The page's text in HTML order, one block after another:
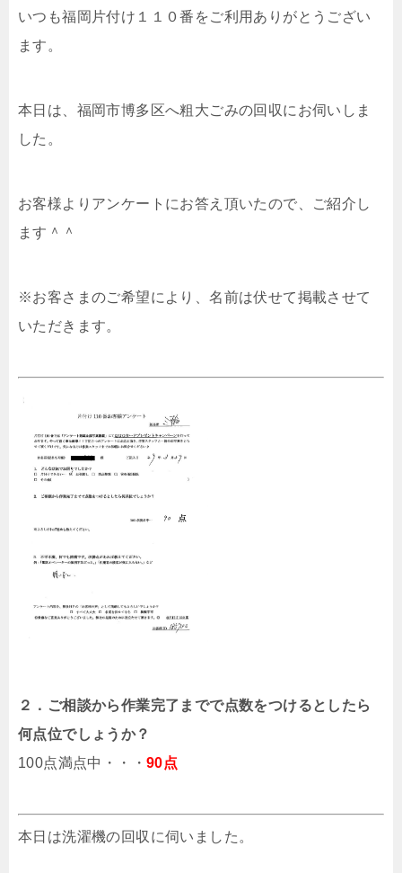
いつも福岡片付け１１０番をご利用ありがとうござい
ます。
本日は、福岡市博多区へ粗大ごみの回収にお伺いしま
した。
お客様よりアンケートにお答え頂いたので、ご紹介し
ます＾＾
※お客さまのご希望により、名前は伏せて掲載させて
いただきます。
２．ご相談から作業完了までで点数をつけるとしたら
何点位でしょうか？
100点満点中・・・ 90点
本日は洗濯機の回収に伺いました。